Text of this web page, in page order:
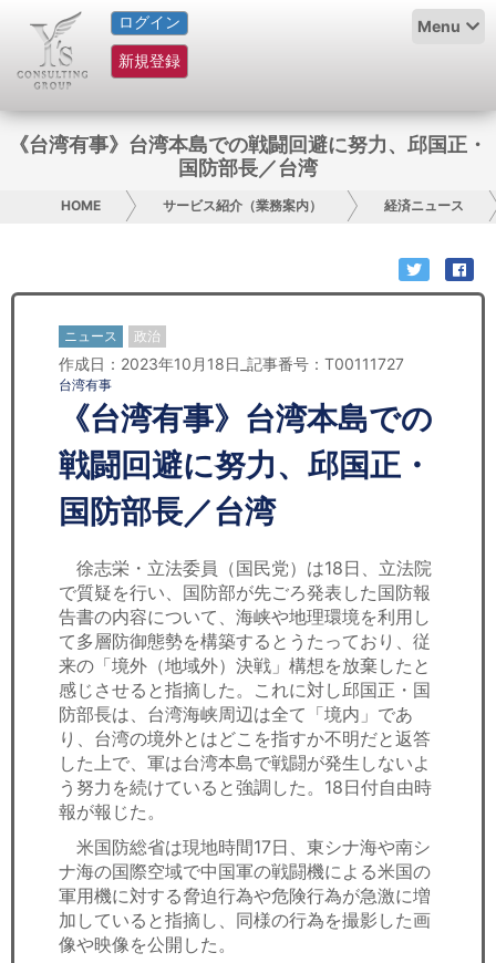
ログイン
新規登録
Menu
HOME
サービス紹介
コラム
お問い合わせ
日本人にPR
コンサルティング
リサーチ
セミナー
経済ニュース
労務顧問
ＩＴ
飲食店情報
《台湾有事》台湾本島での戦闘回避に努力、邱国正・
国防部長／台湾
HOME サービス紹介（業務案内） 経済ニュース
ニュース 政治
作成日：2023年10月18日_記事番号：T00111727
台湾有事
《台湾有事》台湾本島での
戦闘回避に努力、邱国正・
国防部長／台湾
徐志栄・立法委員（国民党）は18日、立法院
で質疑を行い、国防部が先ごろ発表した国防報
告書の内容について、海峡や地理環境を利用し
て多層防御態勢を構築するとうたっており、従
来の「境外（地域外）決戦」構想を放棄したと
感じさせると指摘した。これに対し邱国正・国
防部長は、台湾海峡周辺は全て「境内」であ
り、台湾の境外とはどこを指すか不明だと返答
した上で、軍は台湾本島で戦闘が発生しないよ
う努力を続けていると強調した。18日付自由時
報が報じた。
米国防総省は現地時間17日、東シナ海や南シ
ナ海の国際空域で中国軍の戦闘機による米国の
軍用機に対する脅迫行為や危険行為が急激に増
加していると指摘し、同様の行為を撮影した画
像や映像を公開した。